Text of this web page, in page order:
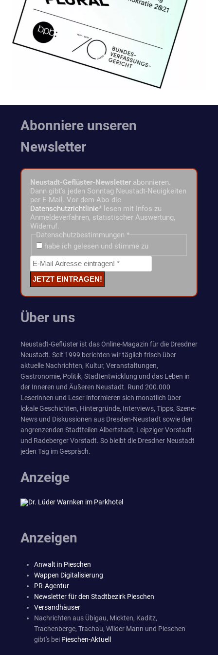
Abonniere unseren
Newsletter
Neustadt-Geflüster-Newsletter abonnieren.
Dann gibt's jeden Sonntag Neustadt-Neuigkeiten
per E-Mail. Vor dem Abo die
Datenschutzrichtlinie* lesen mit Infos zu
Anmeldeverfahren, statistischer Auswertung,
Widerruf.
Datenschutzbestimmungen *
habe ich gelesen und stimme zu
Über uns
Neustadt-Geflüster ist das Online-Magazin für die Dresdner
Neustadt. Seit 1999 berichten wir täglich frisch über
aktuelle Nachrichten, Kultur, Veranstaltungen,
Gastronomie, Politik, Stadtentwicklung und das Leben in
der Inneren und Äußeren Neustadt. Rund 200.000
Leserinnen und Leser informieren sich monatlich über
lokale Geschichten, Hintergründe, Interviews, Tipps, Szene-
News und Diskussionen aus Dresden-Neustadt sowie den
angrenzenden Stadtteilen Albertstadt, Leipziger Vorstadt
und Radeberger Vorstadt. So bleibt die Dresdner Neustadt
jeden Tag im Gespräch.
Anzeige
Anzeigen
Anwalt in Pieschen
Wappen Digitalisierung
PR-Agentur
Newsletter für den Stadtbezirk Pieschen
Versandhäuser
Nachrichten aus Übigau, Mickten, Kaditz,
Trachenberge, Trachau, Wilder Mann und Pieschen
gibt's bei Pieschen-Aktuell